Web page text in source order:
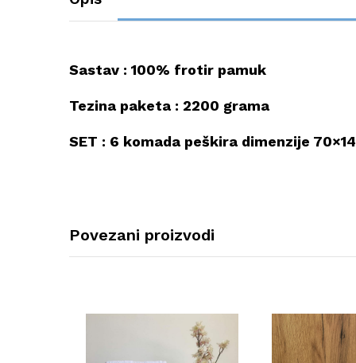
Sastav : 100% frotir pamuk
Tezina paketa : 2200 grama
SET : 6 komada peškira dimenzije
Povezani proizvodi